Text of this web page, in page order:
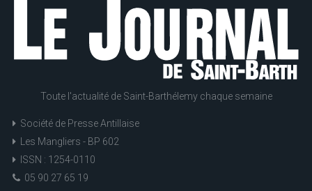
Toute l'actualité de Saint-Barthélemy chaque semaine
Société de Presse Antillaise
Les Mangliers - BP 602
ISSN : 1254-0110
05 90 27 65 19